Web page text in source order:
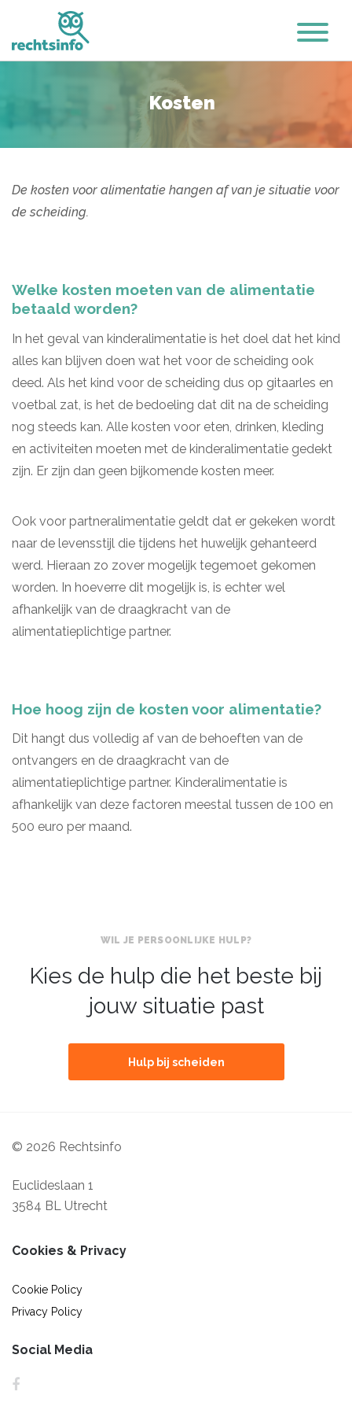
Kosten
De kosten voor alimentatie hangen af van je situatie voor
de scheiding.
Welke kosten moeten van de alimentatie
betaald worden?
In het geval van kinderalimentatie is het doel dat het kind
alles kan blijven doen wat het voor de scheiding ook
deed. Als het kind voor de scheiding dus op gitaarles en
voetbal zat, is het de bedoeling dat dit na de scheiding
nog steeds kan. Alle kosten voor eten, drinken, kleding
en activiteiten moeten met de kinderalimentatie gedekt
zijn. Er zijn dan geen bijkomende kosten meer.
Ook voor partneralimentatie geldt dat er gekeken wordt
naar de levensstijl die tijdens het huwelijk gehanteerd
werd. Hieraan zo zover mogelijk tegemoet gekomen
worden. In hoeverre dit mogelijk is, is echter wel
afhankelijk van de draagkracht van de
alimentatieplichtige partner.
Hoe hoog zijn de kosten voor alimentatie?
Dit hangt dus volledig af van de behoeften van de
ontvangers en de draagkracht van de
alimentatieplichtige partner. Kinderalimentatie is
afhankelijk van deze factoren meestal tussen de 100 en
500 euro per maand.
WIL JE PERSOONLIJKE HULP?
Kies de hulp die het beste bij
jouw situatie past
Hulp bij scheiden
© 2026 Rechtsinfo
Euclideslaan 1
3584 BL Utrecht
Cookies & Privacy
Cookie Policy
Privacy Policy
Social Media